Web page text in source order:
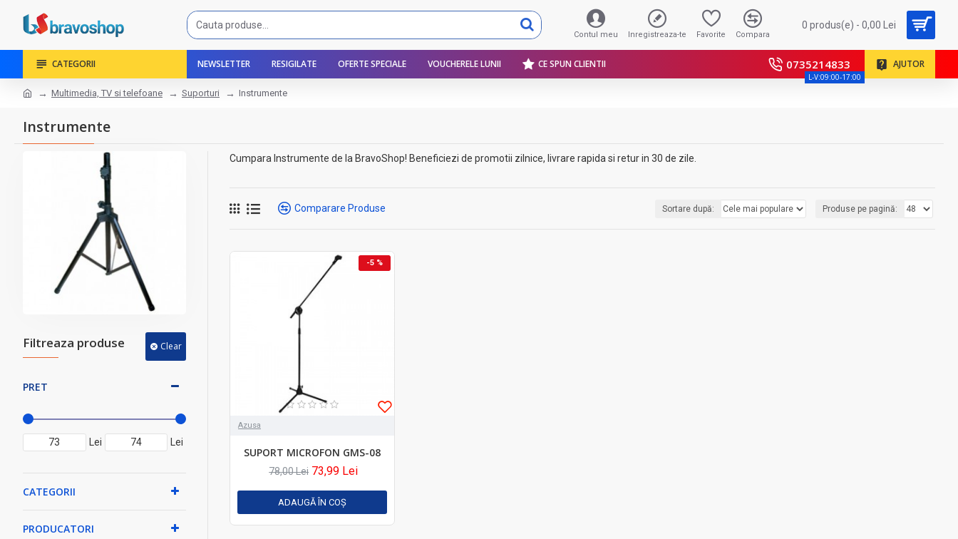
Contul meu Inregistreaza-te Favorite Compara
0 produs(e) - 0,00 Lei
CATEGORII NEWSLETTER RESIGILATE OFERTE SPECIALE VOUCHERELE LUNII CE SPUN CLIENTII 0735214833
L-V:09:00-17:00
AJUTOR
Multimedia, TV si telefoane Suporturi Instrumente
Instrumente
Filtreaza produse Clear
PRET
Lei Lei
CATEGORII
PRODUCATORI
Cumpara Instrumente de la BravoShop! Beneficiezi de promotii zilnice, livrare rapida si retur in 30 de zile.
Comparare Produse Sortare după: Produse pe pagină:
-5 %
Azusa
SUPORT MICROFON GMS-08
78,00 Lei 73,99 Lei
ADAUGĂ ÎN COŞ